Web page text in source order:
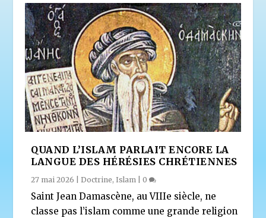
QUAND L’ISLAM PARLAIT ENCORE LA
LANGUE DES HÉRÉSIES CHRÉTIENNES
27 mai 2026 |Doctrine,Islam |0
Saint Jean Damascène, au VIIIe siècle, ne
classe pas l’islam comme une grande religion